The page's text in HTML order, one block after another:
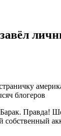
блогеров
Правда!
собственный